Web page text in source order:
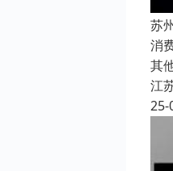
苏
消
其
江
25-